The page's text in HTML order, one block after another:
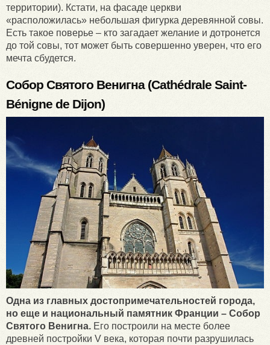
территории). Кстати, на фасаде церкви
«расположилась» небольшая фигурка деревянной совы.
Есть такое поверье – кто загадает желание и дотронется
до той совы, тот может быть совершенно уверен, что его
мечта сбудется.
Собор Святого Венигна (Cathédrale Saint-
Bénigne de Dijon)
Одна из главных достопримечательностей города,
но еще и национальный памятник Франции – Собор
Святого Венигна. Его построили на месте более
древней постройки V века, которая почти разрушилась